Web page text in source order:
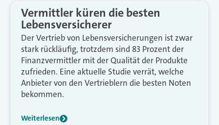
Vermittler küren die besten
Lebensversicherer
Der Vertrieb von Lebensversicherungen ist zwar
stark rückläufig, trotzdem sind 83 Prozent der
Finanzvermittler mit der Qualität der Produkte
zufrieden. Eine aktuelle Studie verrät, welche
Anbieter von den Vertrieblern die besten Noten
bekommen.
Weiterlesen